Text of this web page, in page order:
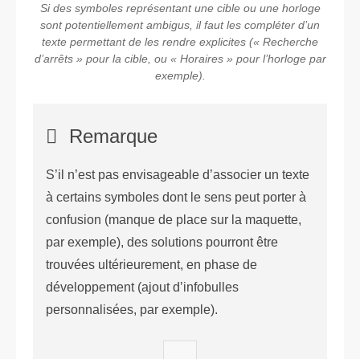
Si des symboles représentant une cible ou une horloge
sont potentiellement ambigus, il faut les compléter d’un
texte permettant de les rendre explicites (« Recherche
d’arrêts » pour la cible, ou « Horaires » pour l’horloge par
exemple).
Remarque
S’il n’est pas envisageable d’associer un texte
à certains symboles dont le sens peut porter à
confusion (manque de place sur la maquette,
par exemple), des solutions pourront être
trouvées ultérieurement, en phase de
développement (ajout d’infobulles
personnalisées, par exemple).